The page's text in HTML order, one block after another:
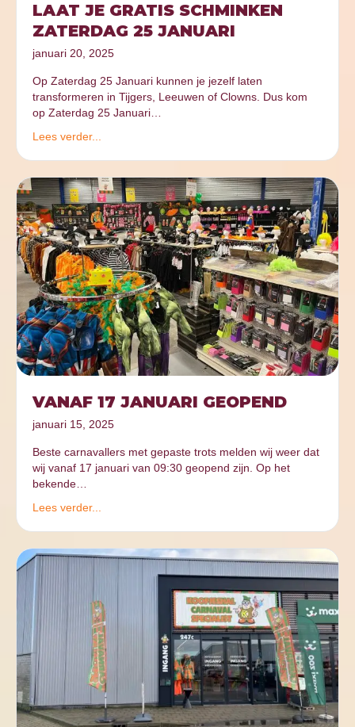
LAAT JE GRATIS SCHMINKEN
ZATERDAG 25 JANUARI
januari 20, 2025
Op Zaterdag 25 Januari kunnen je jezelf laten
transformeren in Tijgers, Leeuwen of Clowns. Dus kom
op Zaterdag 25 Januari…
Lees verder...
VANAF 17 JANUARI GEOPEND
januari 15, 2025
Beste carnavallers met gepaste trots melden wij weer dat
wij vanaf 17 januari van 09:30 geopend zijn. Op het
bekende…
Lees verder...